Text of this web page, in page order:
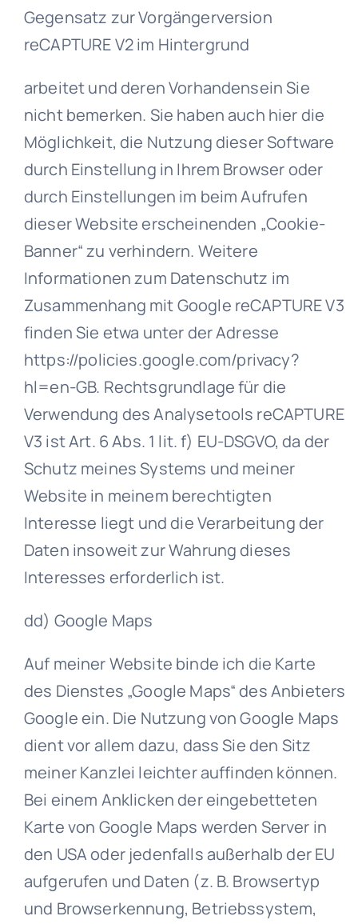
Gegensatz zur Vorgängerversion
reCAPTURE V2 im Hintergrund
arbeitet und deren Vorhandensein Sie
nicht bemerken. Sie haben auch hier die
Möglichkeit, die Nutzung dieser Software
durch Einstellung in Ihrem Browser oder
durch Einstellungen im beim Aufrufen
dieser Website erscheinenden „Cookie-
Banner“ zu verhindern. Weitere
Informationen zum Datenschutz im
Zusammenhang mit Google reCAPTURE V3
finden Sie etwa unter der Adresse
https://policies.google.com/privacy?
hl=en-GB. Rechtsgrundlage für die
Verwendung des Analysetools reCAPTURE
V3 ist Art. 6 Abs. 1 lit. f) EU-DSGVO, da der
Schutz meines Systems und meiner
Website in meinem berechtigten
Interesse liegt und die Verarbeitung der
Daten insoweit zur Wahrung dieses
Interesses erforderlich ist.
dd) Google Maps
Auf meiner Website binde ich die Karte
des Dienstes „Google Maps“ des Anbieters
Google ein. Die Nutzung von Google Maps
dient vor allem dazu, dass Sie den Sitz
meiner Kanzlei leichter auffinden können.
Bei einem Anklicken der eingebetteten
Karte von Google Maps werden Server in
den USA oder jedenfalls außerhalb der EU
aufgerufen und Daten (z. B. Browsertyp
und Browserkennung, Betriebssystem,